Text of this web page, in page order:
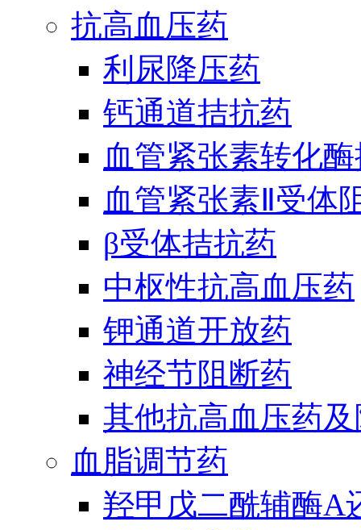
抗高血压药
利尿降压药
钙通道拮抗药
血管紧张素转化
血管紧张素Ⅱ受体
β受体拮抗药
中枢性抗高血压药
钾通道开放药
神经节阻断药
其他抗高血压药
血脂调节药
羟甲戊二酰辅酶A